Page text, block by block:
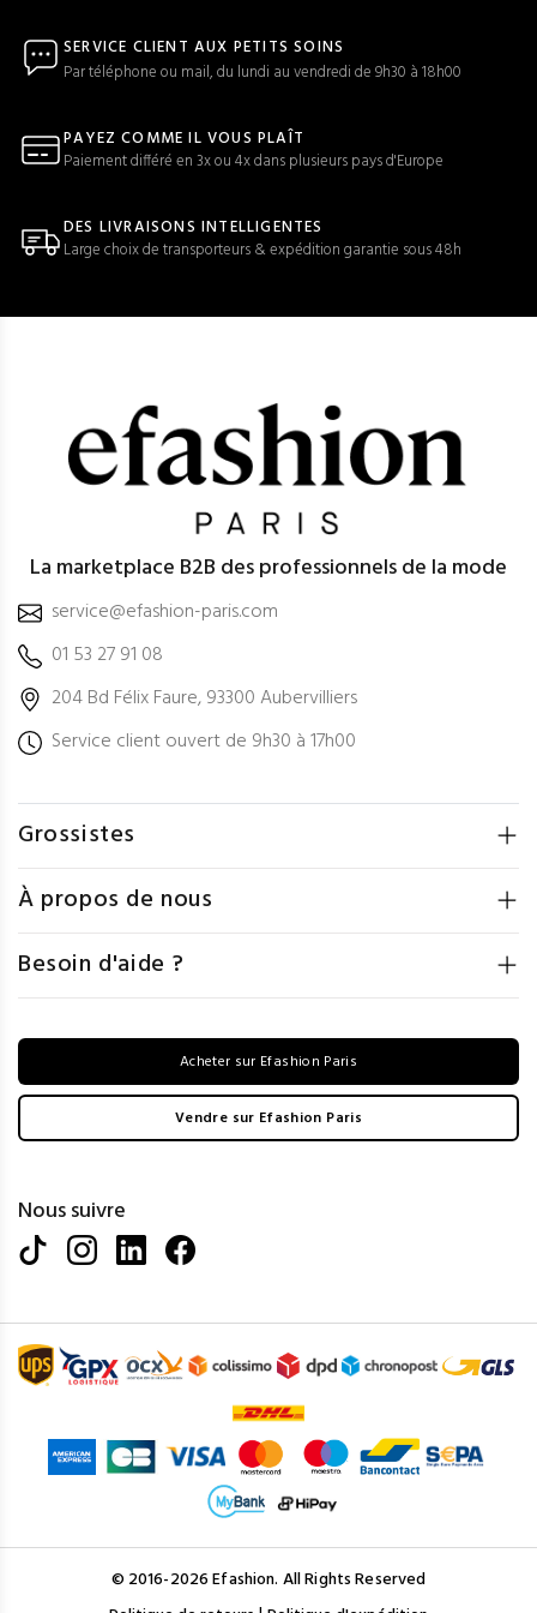
SERVICE CLIENT AUX PETITS SOINS
Par téléphone ou mail, du lundi au vendredi de 9h30 à 18h00
PAYEZ COMME IL VOUS PLAÎT
Paiement différé en 3x ou 4x dans plusieurs pays d'Europe
DES LIVRAISONS INTELLIGENTES
Large choix de transporteurs & expédition garantie sous 48h
La marketplace B2B des professionnels de la mode
service@efashion-paris.com
01 53 27 91 08
204 Bd Félix Faure, 93300 Aubervilliers
Service client ouvert de 9h30 à 17h00
Grossistes
À propos de nous
Besoin d'aide ?
Acheter sur Efashion Paris
Vendre sur Efashion Paris
Nous suivre
© 2016-2026 Efashion. All Rights Reserved